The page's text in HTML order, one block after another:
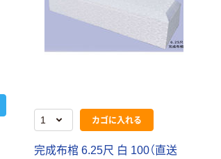
カゴに入れる
完成布棺 6.25尺 白 100（直送